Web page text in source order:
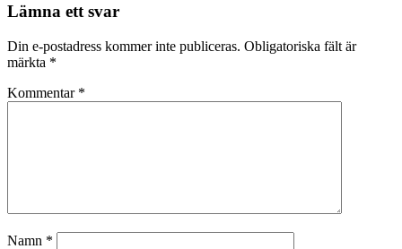
Lämna ett svar
Din e-postadress kommer inte publiceras. Obligatoriska fält är
märkta *
Kommentar *
Namn *